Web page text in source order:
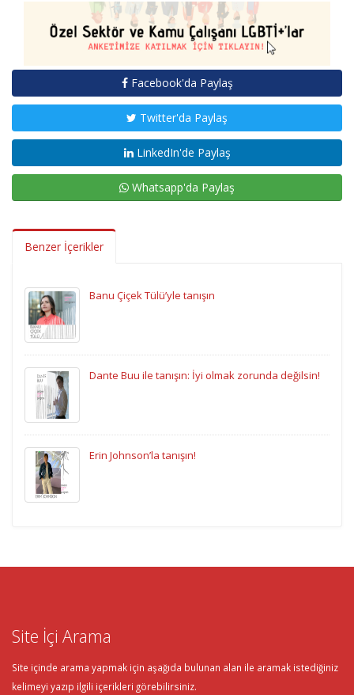
Facebook'da Paylaş
Twitter'da Paylaş
LinkedIn'de Paylaş
Whatsapp'da Paylaş
Benzer İçerikler
Banu Çiçek Tülü’yle tanışın
Dante Buu ile tanışın: İyi olmak zorunda değilsin!
Erin Johnson’la tanışın!
Site İçi Arama
Site içinde arama yapmak için aşağıda bulunan alan ile aramak istediğiniz
kelimeyi yazıp ilgili içerikleri görebilirsiniz.